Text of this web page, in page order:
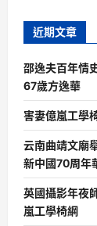
近期文章
邵逸夫百年情
67歲方逸華
害妻億嵐工學
云南曲靖文廟
新中國70周年
英國攝影年夜
嵐工學椅網